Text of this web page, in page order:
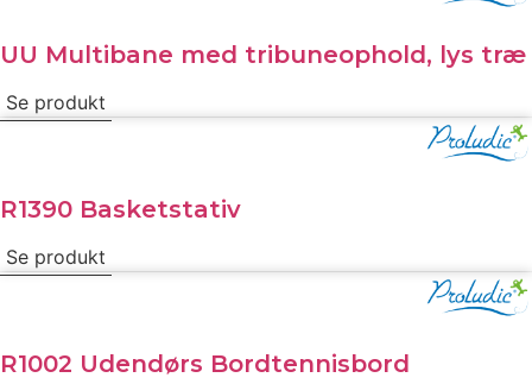
UU Multibane med tribuneophold, lys træ
Se produkt
R1390 Basketstativ
Se produkt
R1002 Udendørs Bordtennisbord